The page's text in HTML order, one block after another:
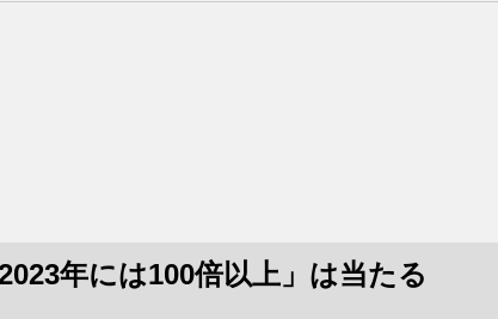
年には100倍以上」は当たる